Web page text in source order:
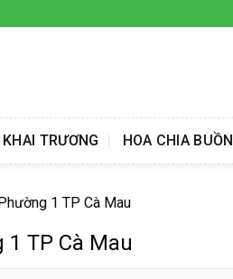
TRƯƠNG HOA CHIA BUỒN
1 TP Cà Mau
TP Cà Mau